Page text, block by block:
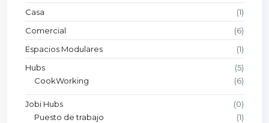
Casa
(1)
Comercial
(6)
Espacios Modulares
(1)
Hubs
(5)
CookWorking
(6)
Jobi Hubs
(0)
Puesto de trabajo
(1)